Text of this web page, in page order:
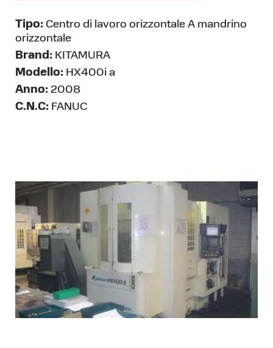
Tipo: Centro di lavoro orizzontale A mandrino
orizzontale
Brand: KITAMURA
Modello: HX400i a
Anno: 2008
C.N.C: FANUC